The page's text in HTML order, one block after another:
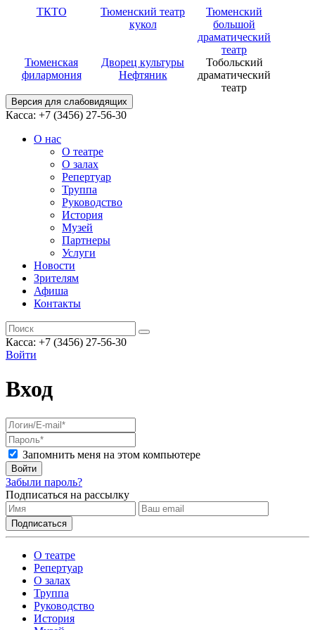
ТКТО
Тюменский театр
кукол
Тюменский
большой
драматический
театр
Тюменская
филармония
Дворец культуры
Нефтяник
Тобольский
драматический
театр
Версия для слабовидящих
Касса: +7 (3456) 27-56-30
О нас
О театре
О залах
Репертуар
Труппа
Руководство
История
Музей
Партнеры
Услуги
Новости
Зрителям
Афиша
Контакты
Касса: +7 (3456) 27-56-30
Войти
Вход
Запомнить меня на этом компьютере
Войти
Забыли пароль?
Подписаться на рассылку
О театре
Репертуар
О залах
Труппа
Руководство
История